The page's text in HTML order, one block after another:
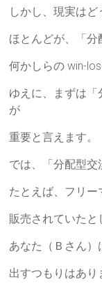
しかし、現実はど
ほとんどが、「分
何かしらの win-
ゆえに、まずは「
が
重要と言えます。
では、「分配型交
たとえば、フリ
販売されていたと
あなた（Ｂさん）
出すつもりはあり